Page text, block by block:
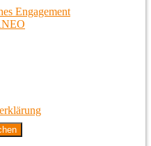
Engagement